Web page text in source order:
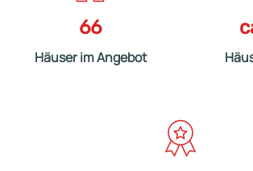
66
Häuser im Angebot